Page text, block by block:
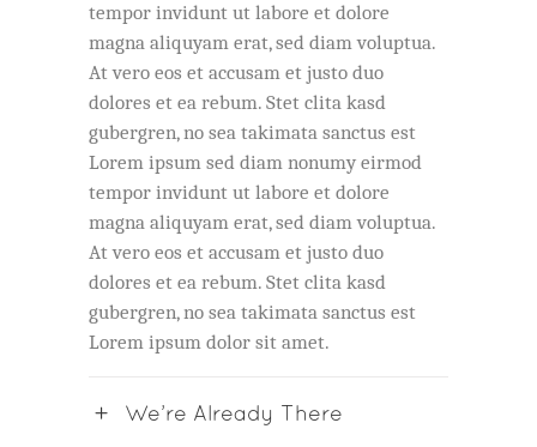
tempor invidunt ut labore et dolore
magna aliquyam erat, sed diam voluptua.
At vero eos et accusam et justo duo
dolores et ea rebum. Stet clita kasd
gubergren, no sea takimata sanctus est
Lorem ipsum sed diam nonumy eirmod
tempor invidunt ut labore et dolore
magna aliquyam erat, sed diam voluptua.
At vero eos et accusam et justo duo
dolores et ea rebum. Stet clita kasd
gubergren, no sea takimata sanctus est
Lorem ipsum dolor sit amet.
We’re Already There